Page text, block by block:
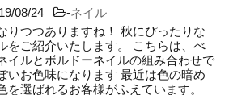
08/24 -ネイル
りつつありますね！ 秋にぴったりな
をご紹介いたします。 こちらは、べ
イルとボルドーネイルの組み合わせで
いお色味になります 最近は色の暗め
を選ばれるお客様がふえています。